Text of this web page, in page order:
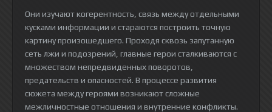
Они изучают когерентность, связь между отдельными
кусками информации и стараются построить точную
картину произошедшего. Проходя сквозь запутанную
сеть лжи и подозрений, главные герои сталкиваются с
множеством непредвиденных поворотов,
предательств и опасностей. В процессе развития
сюжета между героями возникают сложные
межличностные отношения и внутренние конфликты.